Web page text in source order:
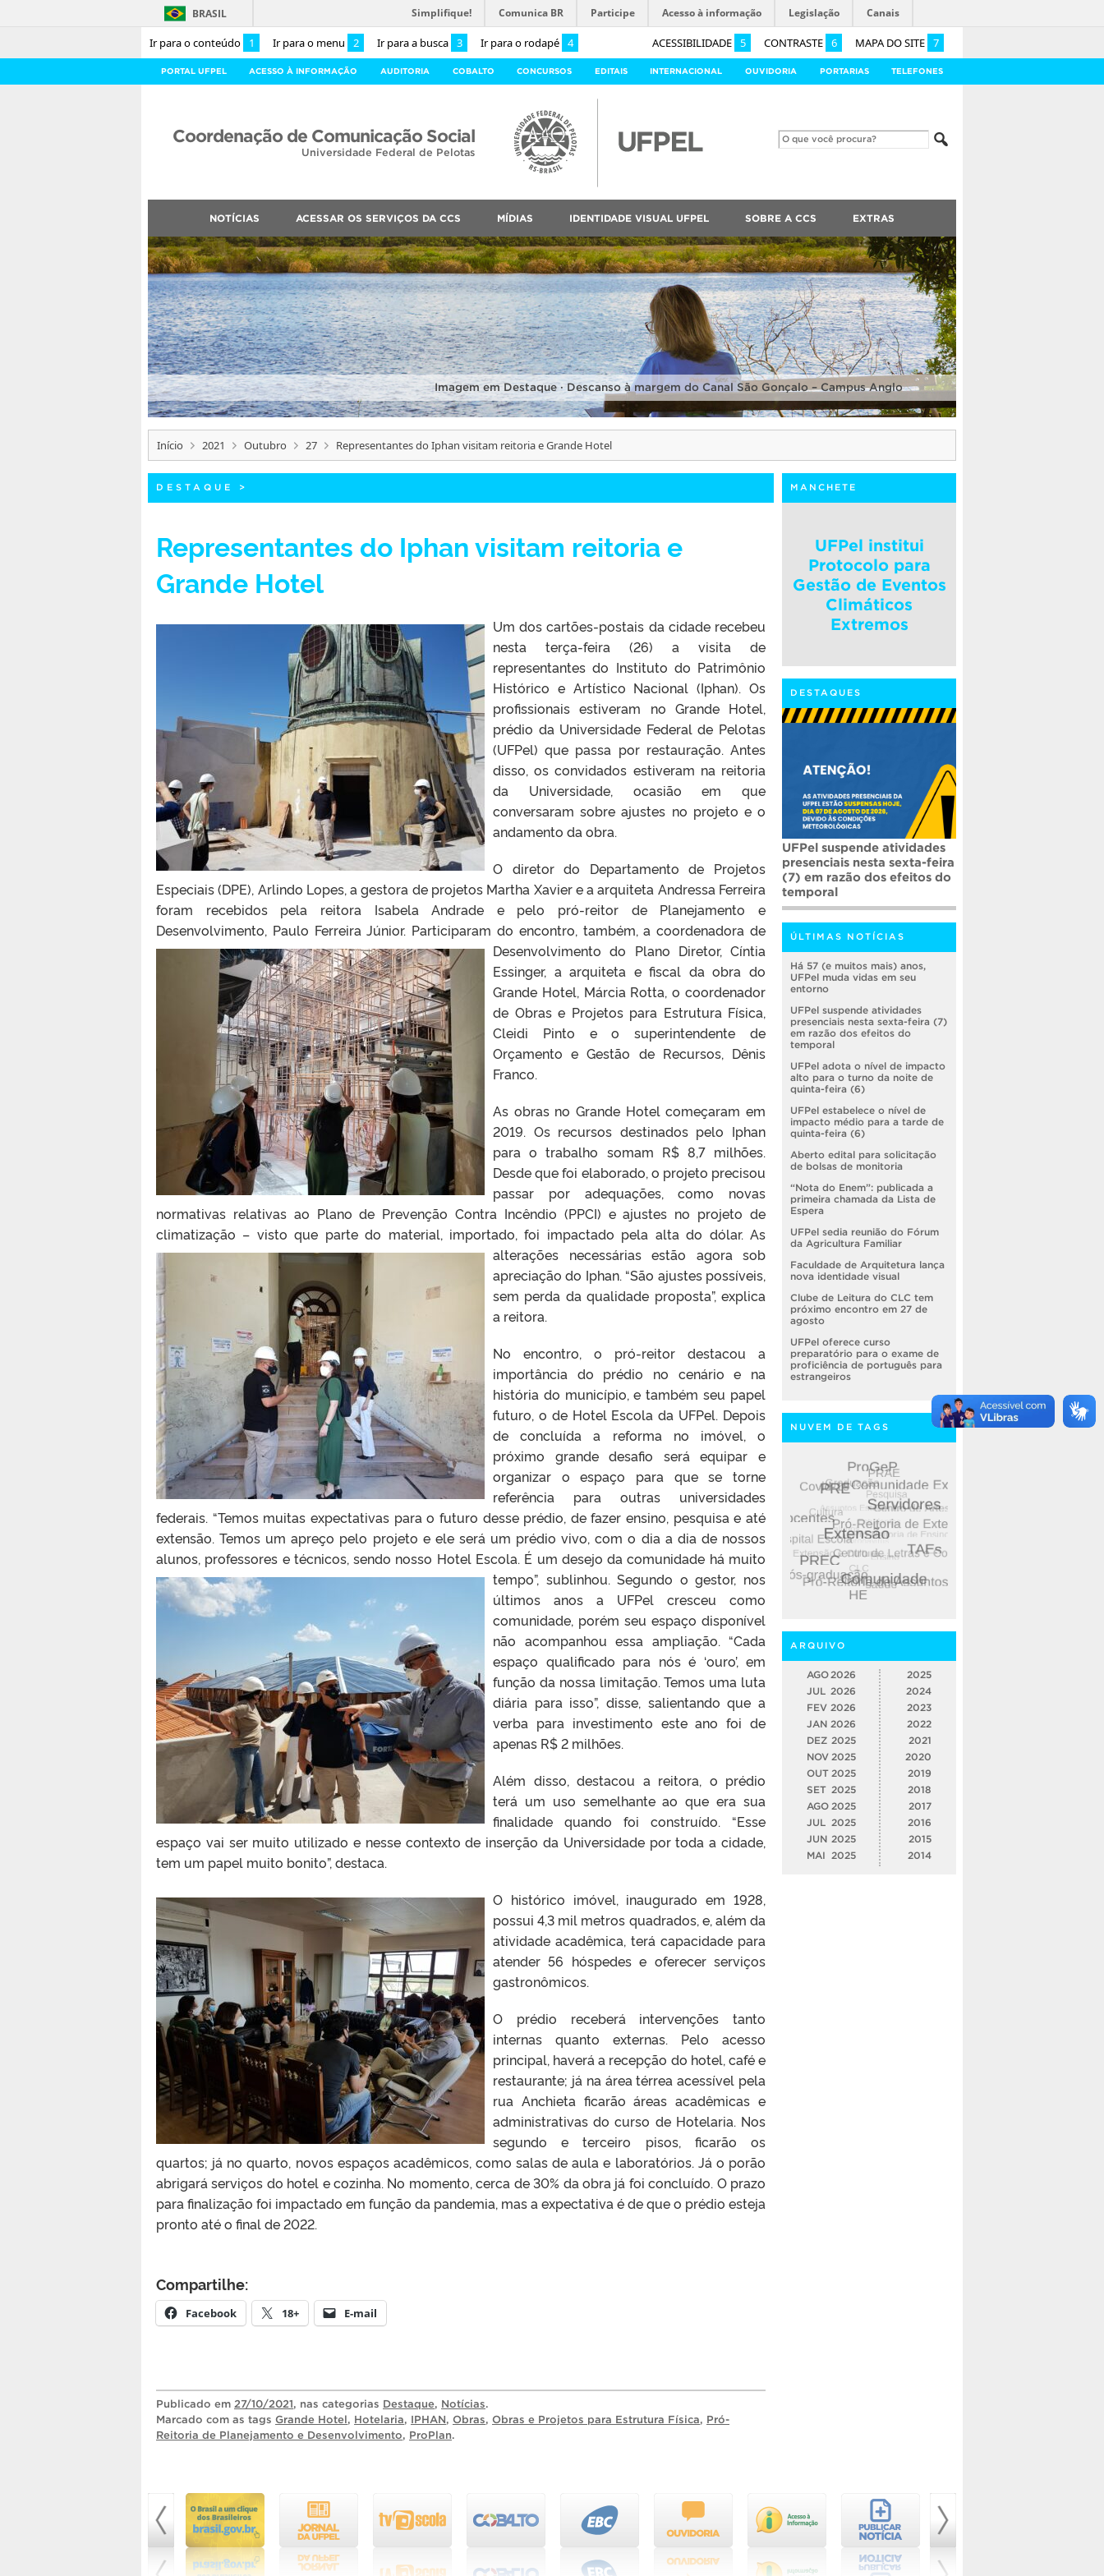
Ir para o conteúdo 1 Ir para o menu 2 Ir para a busca 3 Ir para o rodapé 4 ACESSIBILIDADE 5 CONTRASTE 6 MAPA DO SITE 7
BRASIL Simplifique! Comunica BR Participe Acesso à informação Legislação Canais
PORTAL UFPEL ACESSO À INFORMAÇÃO AUDITORIA COBALTO CONCURSOS EDITAIS INTERNACIONAL OUVIDORIA PORTARIAS TELEFONES
Coordenação de Comunicação Social
Universidade Federal de Pelotas
NOTÍCIAS ACESSAR OS SERVIÇOS DA CCS MÍDIAS IDENTIDADE VISUAL UFPEL SOBRE A CCS EXTRAS
Imagem em Destaque · Descanso à margem do Canal São Gonçalo – Campus Anglo
Início 2021 Outubro 27 Representantes do Iphan visitam reitoria e Grande Hotel
DESTAQUE >
Representantes do Iphan visitam reitoria e
Grande Hotel
Um dos cartões-postais da cidade recebeu
nesta terça-feira (26) a visita de
representantes do Instituto do Patrimônio
Histórico e Artístico Nacional (Iphan). Os
profissionais estiveram no Grande Hotel,
prédio da Universidade Federal de Pelotas
(UFPel) que passa por restauração. Antes
disso, os convidados estiveram na reitoria
da Universidade, ocasião em que
conversaram sobre ajustes no projeto e o
andamento da obra.
O diretor do Departamento de Projetos
Especiais (DPE), Arlindo Lopes, a gestora de projetos Martha Xavier e a arquiteta Andressa Ferreira
foram recebidos pela reitora Isabela Andrade e pelo pró-reitor de Planejamento e
Desenvolvimento, Paulo Ferreira Júnior. Participaram do encontro, também, a coordenadora de
Desenvolvimento do Plano Diretor, Cíntia
Essinger, a arquiteta e fiscal da obra do
Grande Hotel, Márcia Rotta, o coordenador
de Obras e Projetos para Estrutura Física,
Cleidi Pinto e o superintendente de
Orçamento e Gestão de Recursos, Dênis
Franco.
As obras no Grande Hotel começaram em
2019. Os recursos destinados pelo Iphan
para o trabalho somam R$ 8,7 milhões.
Desde que foi elaborado, o projeto precisou
passar por adequações, como novas
normativas relativas ao Plano de Prevenção Contra Incêndio (PPCI) e ajustes no projeto de
climatização – visto que parte do material, importado, foi impactado pela alta do dólar. As
alterações necessárias estão agora sob
apreciação do Iphan. “São ajustes possíveis,
sem perda da qualidade proposta”, explica
a reitora.
No encontro, o pró-reitor destacou a
importância do prédio no cenário e na
história do município, e também seu papel
futuro, o de Hotel Escola da UFPel. Depois
de concluída a reforma no imóvel, o
próximo grande desafio será equipar e
organizar o espaço para que se torne
referência para outras universidades
federais. “Temos muitas expectativas para o futuro desse prédio, de fazer ensino, pesquisa e até
extensão. Temos um apreço pelo projeto e ele será um prédio vivo, com o dia a dia de nossos
alunos, professores e técnicos, sendo nosso Hotel Escola. É um desejo da comunidade há muito
tempo”, sublinhou. Segundo o gestor, nos
últimos anos a UFPel cresceu como
comunidade, porém seu espaço disponível
não acompanhou essa ampliação. “Cada
espaço qualificado para nós é ‘ouro’, em
função da nossa limitação. Temos uma luta
diária para isso”, disse, salientando que a
verba para investimento este ano foi de
apenas R$ 2 milhões.
Além disso, destacou a reitora, o prédio
terá um uso semelhante ao que era sua
finalidade quando foi construído. “Esse
espaço vai ser muito utilizado e nesse contexto de inserção da Universidade por toda a cidade,
tem um papel muito bonito”, destaca.
O histórico imóvel, inaugurado em 1928,
possui 4,3 mil metros quadrados, e, além da
atividade acadêmica, terá capacidade para
atender 56 hóspedes e oferecer serviços
gastronômicos.
O prédio receberá intervenções tanto
internas quanto externas. Pelo acesso
principal, haverá a recepção do hotel, café e
restaurante; já na área térrea acessível pela
rua Anchieta ficarão áreas acadêmicas e
administrativas do curso de Hotelaria. Nos
segundo e terceiro pisos, ficarão os
quartos; já no quarto, novos espaços acadêmicos, como salas de aula e laboratórios. Já o porão
abrigará serviços do hotel e cozinha. No momento, cerca de 30% da obra já foi concluído. O prazo
para finalização foi impactado em função da pandemia, mas a expectativa é de que o prédio esteja
pronto até o final de 2022.
Compartilhe:
Facebook 18+ E-mail
Publicado em 27/10/2021, nas categorias Destaque, Notícias.
Marcado com as tags Grande Hotel, Hotelaria, IPHAN, Obras, Obras e Projetos para Estrutura Física, Pró-
Reitoria de Planejamento e Desenvolvimento, ProPlan.
MANCHETE
UFPel institui
Protocolo para
Gestão de Eventos
Climáticos
Extremos
DESTAQUES
UFPel suspende atividades
presenciais nesta sexta-feira
(7) em razão dos efeitos do
temporal
ÚLTIMAS NOTÍCIAS
Há 57 (e muitos mais) anos,
UFPel muda vidas em seu
entorno
UFPel suspende atividades
presenciais nesta sexta-feira (7)
em razão dos efeitos do
temporal
UFPel adota o nível de impacto
alto para o turno da noite de
quinta-feira (6)
UFPel estabelece o nível de
impacto médio para a tarde de
quinta-feira (6)
Aberto edital para solicitação
de bolsas de monitoria
“Nota do Enem”: publicada a
primeira chamada da Lista de
Espera
UFPel sedia reunião do Fórum
da Agricultura Familiar
Faculdade de Arquitetura lança
nova identidade visual
Clube de Leitura do CLC tem
próximo encontro em 27 de
agosto
UFPel oferece curso
preparatório para o exame de
proficiência de português para
estrangeiros
NUVEM DE TAGS
ARQUIVO
AGO 2026
JUL 2026
FEV 2026
JAN 2026
DEZ 2025
NOV 2025
OUT 2025
SET 2025
AGO 2025
JUL
2025
JUN 2025
MAI
2025
2025
2024
2023
2022
2021
2020
2019
2018
2017
2016
2015
2014